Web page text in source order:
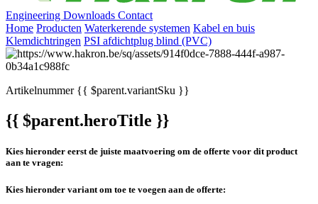
Engineering Downloads Contact
Home Producten Waterkerende systemen Kabel en buis
Klemdichtringen PSI afdichtplug blind (PVC)
Artikelnummer{{ $parent.variantSku }}
{{ $parent.heroTitle }}
Kies hieronder eerst de juiste maatvoering om de offerte voor dit product
aan te vragen:
Kies hieronder variant om toe te voegen aan de offerte: